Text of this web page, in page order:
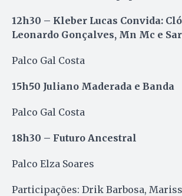
12h30 – Kleber Lucas Convida:
Leonardo Gonçalves, Mn Mc e
Palco Gal Costa
15h50 Juliano Maderada e Banda
Palco Gal Costa
18h30 – Futuro Ancestral
Palco Elza Soares
Participações: Drik Barbosa,